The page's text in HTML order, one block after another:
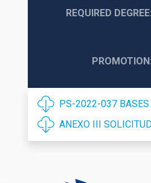
REQUIRED DEGREE
PROMOTION
PS-2022-037 BASES
ANEXO III